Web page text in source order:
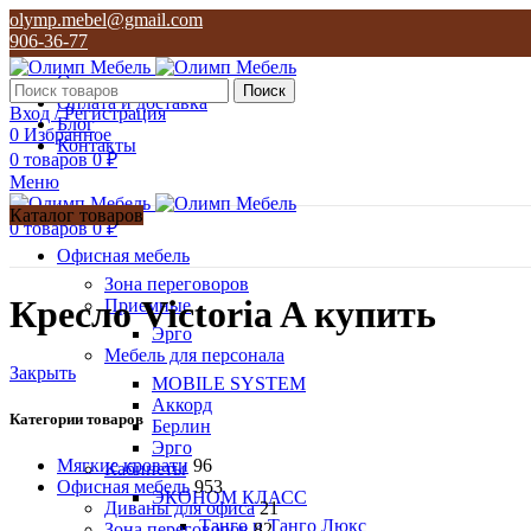
olymp.mebel@gmail.com
906-36-77
О нас
Оплата и доставка
Блог
Контакты
Поиск
Вход / Регистрация
0 Избранное
0 товаров 0₽
Меню
0товаров 0₽
Каталог товаров
Офисная мебель
Зона переговоров
Приемные
Эрго
Мебель для персонала
MOBILE SYSTEM
Аккорд
Берлин
Эрго
Кабинеты
ЭКОНОМ КЛАСС
Танго и Танго Люкс
Кресло Victoria A купить
Закрыть
Категории товаров
Мягкие кровати 96
Офисная мебель 953
Диваны для офиса 21